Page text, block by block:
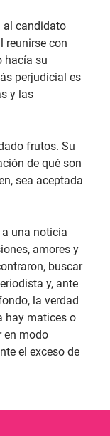
al candidato
reunirse con
hacía su
perjudicial es
y las
frutos. Su
de qué son
sea aceptada
una noticia
amores y
buscar
y, ante
la verdad
hay matices o
en modo
el exceso de